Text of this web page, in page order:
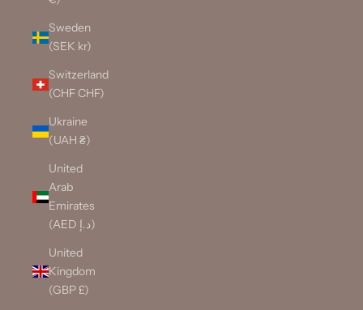
Sweden
(SEK kr)
Switzerland
(CHF CHF)
Ukraine
(UAH ₴)
United
Arab
Emirates
(AED د.إ)
United
Kingdom
(GBP £)